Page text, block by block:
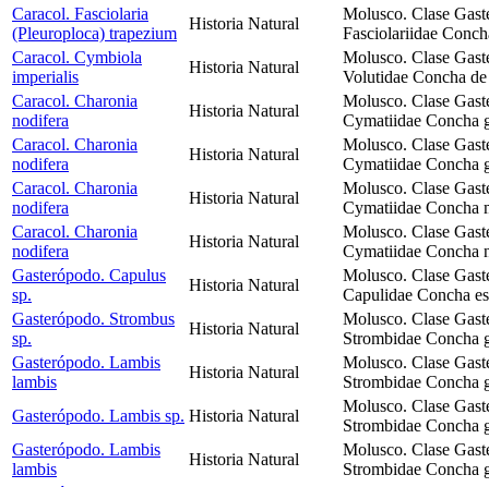
Caracol. Fasciolaria
(Pleuroploca) trapezium
Historia Natural
Molusco. Clase
Fasciolariidae
Caracol. Cymbiola
imperialis
Historia Natural
Molusco. Clase
Volutidae Concha
Caracol. Charonia
nodifera
Historia Natural
Molusco. Clase
Cymatiidae Concha
Caracol. Charonia
nodifera
Historia Natural
Molusco. Clase
Cymatiidae Concha
Caracol. Charonia
nodifera
Historia Natural
Molusco. Clase
Cymatiidae Concha
Caracol. Charonia
nodifera
Historia Natural
Molusco. Clase
Cymatiidae Concha
Gasterópodo. Capulus
sp.
Historia Natural
Molusco. Clase
Capulidae Concha
Gasterópodo. Strombus
sp.
Historia Natural
Molusco. Clase
Strombidae Concha
Gasterópodo. Lambis
lambis
Historia Natural
Molusco. Clase
Strombidae Concha
Gasterópodo. Lambis sp. Historia Natural
Molusco. Clase
Strombidae Concha
Gasterópodo. Lambis
lambis
Historia Natural
Molusco. Clase
Strombidae Concha